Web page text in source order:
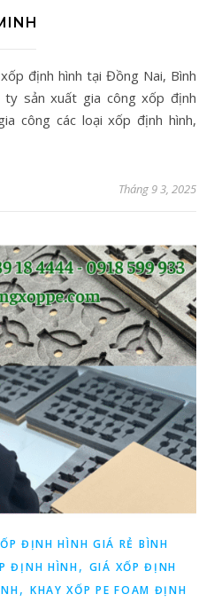
ty sản xuất gia công xốp định
công các loại xốp định hình,
Tháng 9 3, 2025
ĐỊNH HÌNH GIÁ RẺ BÌNH
ĐỊNH HÌNH, GIÁ XỐP ĐỊNH
, KHAY XỐP PE FOAM ĐỊNH